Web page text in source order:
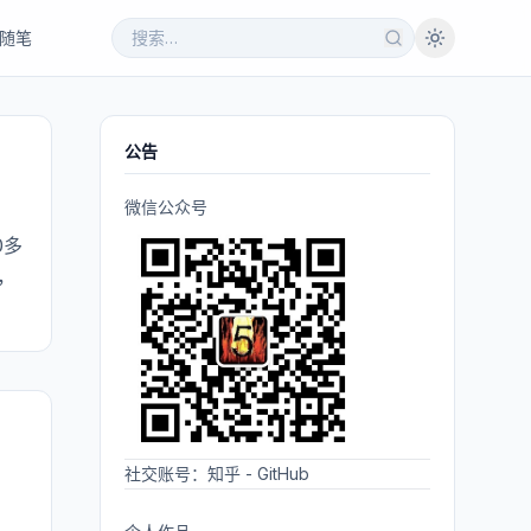
随笔
公告
微信公众号
社交账号： 知乎 - GitHub